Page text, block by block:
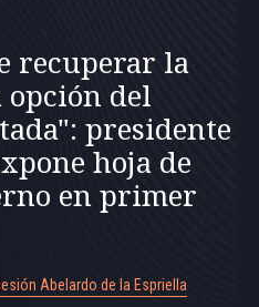
recuperar la
opción del
presidente
hoja de
en primer
Abelardo de la Espriella